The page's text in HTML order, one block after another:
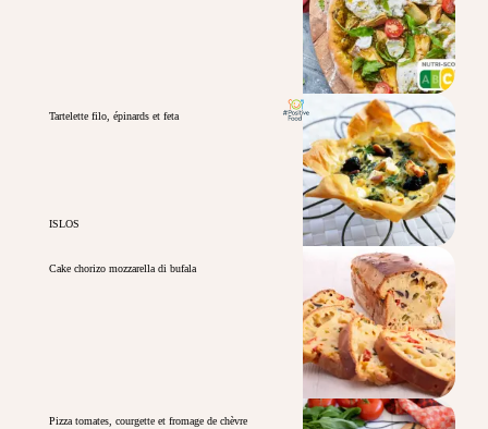
Tartelette filo, épinards et feta
ISLOS
Cake chorizo mozzarella di bufala
Pizza tomates, courgette et fromage de chèvre